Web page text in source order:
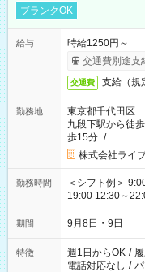
ブランクOK
給与
時給1250円～
交通費別途支
交通費 支給（規
勤務地
東京都千代田区
九段下駅から徒
歩15分 / …
株式会社ライ
勤務時間
＜シフト例＞
19:00 12:30～22:00 上記の時間から好きな時間を選べ
時間は変更とな
期間 9月8日・9日
特徴 週1日からOK /
電話対応なし /